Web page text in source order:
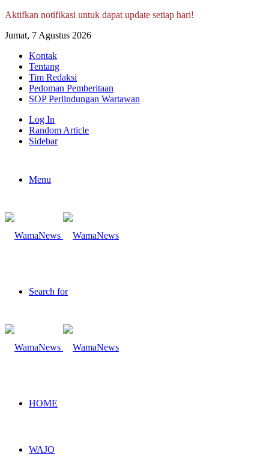
Aktifkan notifikasi untuk dapat update setiap hari!
Jumat, 7 Agustus 2026
Kontak
Tentang
Tim Redaksi
Pedoman Pemberitaan
SOP Perlindungan Wartawan
Log In
Random Article
Sidebar
Menu
Search for
HOME
WAJO